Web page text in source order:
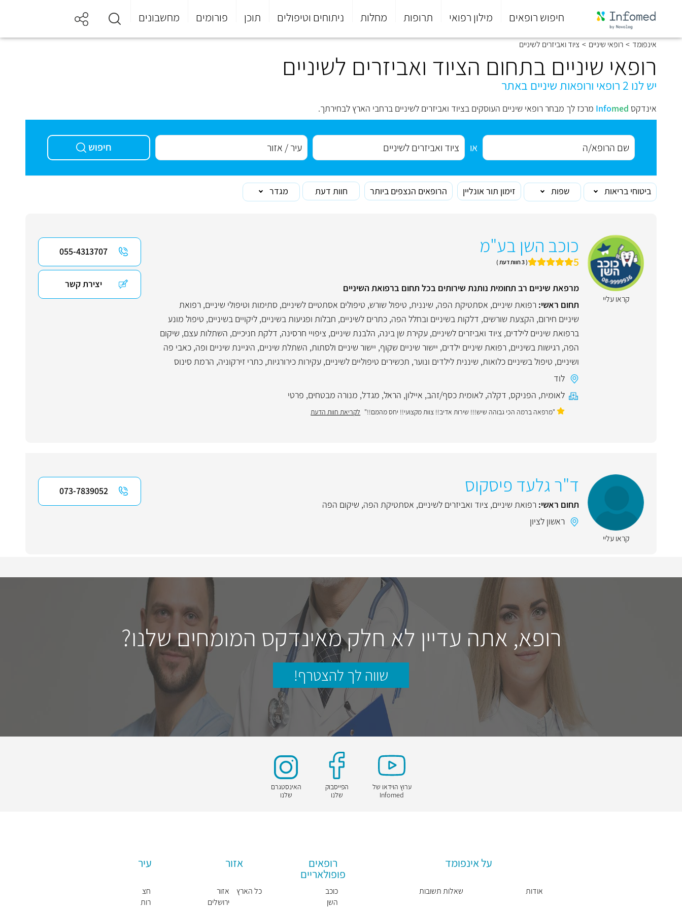
חיפוש רופאים מילון רפואי תרופות מחלות ניתוחים וטיפולים תוכן פורומים מחשבונים
סוף
התפריט
אינפומד > רופאי שיניים > ציוד ואביזרים לשיניים
רופאי שיניים בתחום הציוד ואביזרים לשיניים
יש לנו 2 רופאי ורופאות שיניים באתר
אינדקס Infomed מרכז לך מבחר רופאי שיניים העוסקים בציוד ואביזרים לשיניים ברחבי הארץ לבחירתך.
או חיפוש
ביטוחי בריאות שפות זימון תור אונליין הרופאים הנצפים ביותר חוות דעת מגדר
קראו עליי
כוכב השן בע"מ
5 ( 3 חוות דעת )
מרפאת שיניים רב תחומית נותנת שירותים בכל תחום ברפואת השיניים
תחום ראשי: רפואת שיניים, אסתטיקת הפה, שיננית, טיפול שורש, טיפולים אסתטיים לשיניים, סתימות וטיפולי שיניים, רפואת
שיניים חירום, הקצעת שורשים, דלקות בשיניים ובחלל הפה, כתרים לשיניים, חבלות ופגיעות בשיניים, ליקויים בשיניים, טיפול מונע
ברפואת שיניים לילדים, ציוד ואביזרים לשיניים, עקירת שן בינה, הלבנת שיניים, ציפויי חרסינה, דלקת חניכיים, השתלות עצם, שיקום
הפה, רגישות בשיניים, רפואת שיניים ילדים, יישור שיניים שקוף, יישור שיניים ולסתות, השתלת שיניים, היגיינת שיניים ופה, כאבי פה
ושיניים, טיפול בשיניים כלואות, שיננית לילדים ונוער, תכשירים טיפוליים לשיניים, עקירות כירורגיות, כתרי זירקוניה, הרמת סינוס
לוד
לאומית, הפניקס, דקלה, לאומית כסף/זהב, איילון, הראל, מגדל, מנורה מבטחים, פרטי
"מרפאה ברמה הכי גבוהה שיש!!! שירות אדיב!! צוות מקצועי!! יחס מהמם!!" לקריאת חוות הדעת
055-4313707
יצירת קשר
קראו עליי
ד"ר גלעד פיסקוס
תחום ראשי: רפואת שיניים, ציוד ואביזרים לשיניים, אסתטיקת הפה, שיקום הפה
ראשון לציון
073-7839052
רופא, אתה עדיין לא חלק מאינדקס המומחים שלנו?
שווה לך להצטרף!
ערוץ הוידאו של
Infomed
הפייסבוק
שלנו
האינסטגרם
שלנו
על אינפומד
אודות שאלות תשובות
רופאים
פופולאריים
כוכב
השן
אזור
כל הארץ
אזור
ירושלים
עיר
חצ
רות